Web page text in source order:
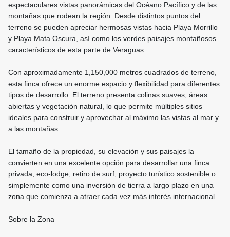
espectaculares vistas panorámicas del Océano Pacífico y de las
montañas que rodean la región. Desde distintos puntos del
terreno se pueden apreciar hermosas vistas hacia Playa Morrillo
y Playa Mata Oscura, así como los verdes paisajes montañosos
característicos de esta parte de Veraguas.
Con aproximadamente 1,150,000 metros cuadrados de terreno,
esta finca ofrece un enorme espacio y flexibilidad para diferentes
tipos de desarrollo. El terreno presenta colinas suaves, áreas
abiertas y vegetación natural, lo que permite múltiples sitios
ideales para construir y aprovechar al máximo las vistas al mar y
a las montañas.
El tamaño de la propiedad, su elevación y sus paisajes la
convierten en una excelente opción para desarrollar una finca
privada, eco-lodge, retiro de surf, proyecto turístico sostenible o
simplemente como una inversión de tierra a largo plazo en una
zona que comienza a atraer cada vez más interés internacional.
Sobre la Zona